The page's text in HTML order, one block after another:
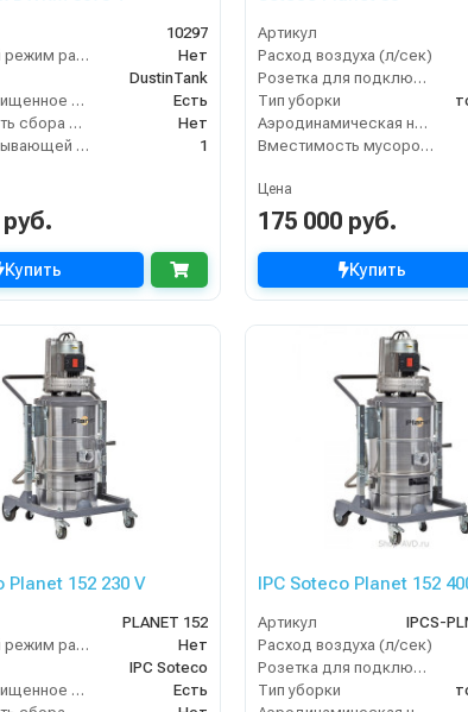
10297
Бесшумный режим работы
Нет
DustinTank
Взрывозащищенное исполнение
Есть
Возможность сбора жидкой грязи
Нет
Длина всасывающей трубки
1
Купить
Артикул
Расход воздуха (л/сек)
Розетка для подключения инструмента
Тип уборки
Аэродинамическая нагрузка фильтра (м3/м2/час)
Вместимость мусоросборника (л)
Цена
175 000 руб.
Купить
Planet 152 230 V
PLANET 152
Бесшумный режим работы
Нет
IPC Soteco
Взрывозащищенное исполнение
Есть
IPC Soteco Planet 152
Артикул
IPCS-
Расход воздуха (л/сек)
Розетка для подключения инструмента
Тип уборки